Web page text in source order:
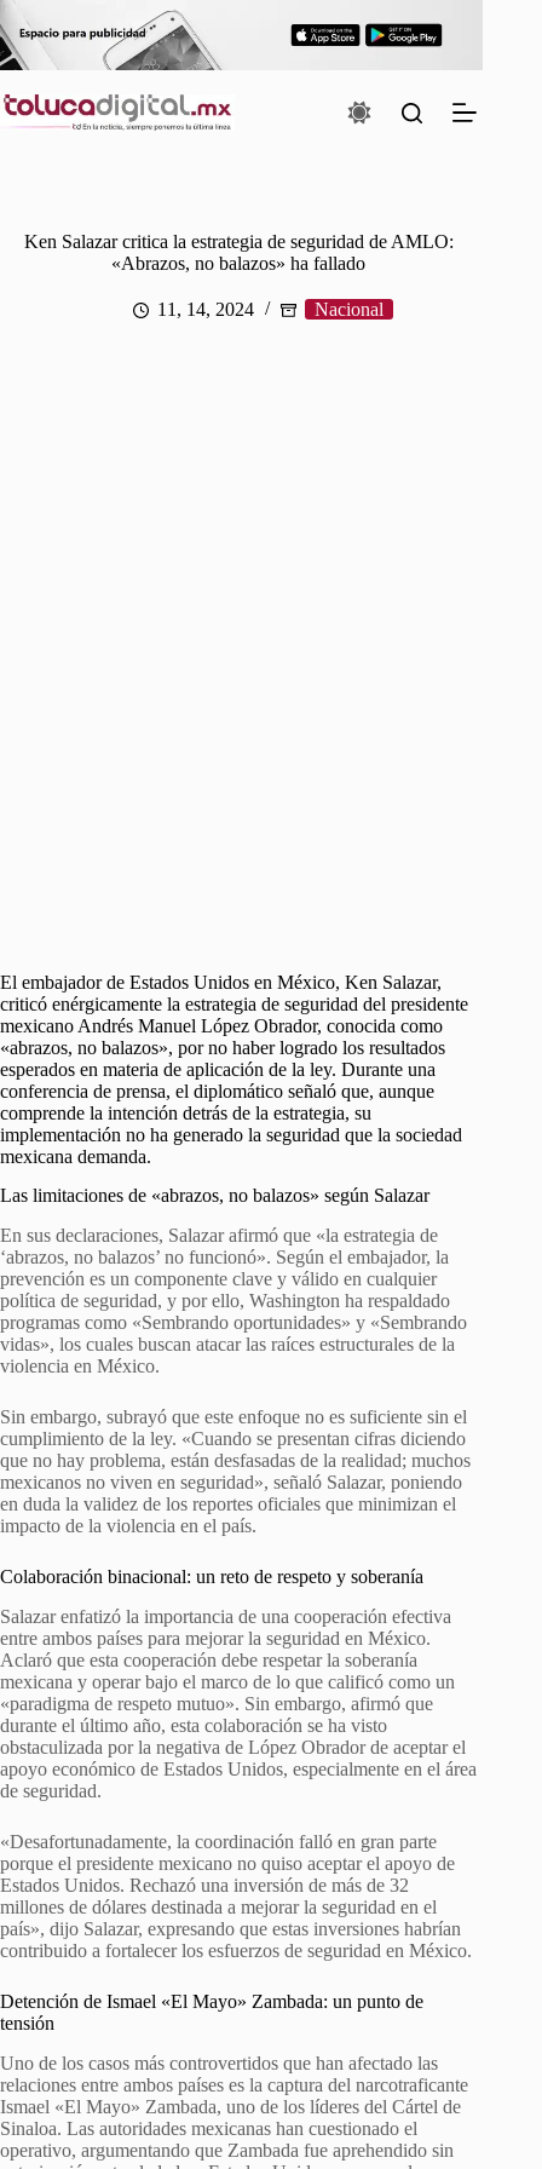
Saltar
al
contenido
Ken Salazar critica la estrategia de seguridad de AMLO:
«Abrazos, no balazos» ha fallado
11, 14, 2024 Nacional
El embajador de Estados Unidos en México, Ken Salazar,
criticó enérgicamente la estrategia de seguridad del presidente
mexicano Andrés Manuel López Obrador, conocida como
«abrazos, no balazos», por no haber logrado los resultados
esperados en materia de aplicación de la ley. Durante una
conferencia de prensa, el diplomático señaló que, aunque
comprende la intención detrás de la estrategia, su
implementación no ha generado la seguridad que la sociedad
mexicana demanda.
Las limitaciones de «abrazos, no balazos» según Salazar
En sus declaraciones, Salazar afirmó que «la estrategia de
‘abrazos, no balazos’ no funcionó». Según el embajador, la
prevención es un componente clave y válido en cualquier
política de seguridad, y por ello, Washington ha respaldado
programas como «Sembrando oportunidades» y «Sembrando
vidas», los cuales buscan atacar las raíces estructurales de la
violencia en México.
Sin embargo, subrayó que este enfoque no es suficiente sin el
cumplimiento de la ley. «Cuando se presentan cifras diciendo
que no hay problema, están desfasadas de la realidad; muchos
mexicanos no viven en seguridad», señaló Salazar, poniendo
en duda la validez de los reportes oficiales que minimizan el
impacto de la violencia en el país.
Colaboración binacional: un reto de respeto y soberanía
Salazar enfatizó la importancia de una cooperación efectiva
entre ambos países para mejorar la seguridad en México.
Aclaró que esta cooperación debe respetar la soberanía
mexicana y operar bajo el marco de lo que calificó como un
«paradigma de respeto mutuo». Sin embargo, afirmó que
durante el último año, esta colaboración se ha visto
obstaculizada por la negativa de López Obrador de aceptar el
apoyo económico de Estados Unidos, especialmente en el área
de seguridad.
«Desafortunadamente, la coordinación falló en gran parte
porque el presidente mexicano no quiso aceptar el apoyo de
Estados Unidos. Rechazó una inversión de más de 32
millones de dólares destinada a mejorar la seguridad en el
país», dijo Salazar, expresando que estas inversiones habrían
contribuido a fortalecer los esfuerzos de seguridad en México.
Detención de Ismael «El Mayo» Zambada: un punto de
tensión
Uno de los casos más controvertidos que han afectado las
relaciones entre ambos países es la captura del narcotraficante
Ismael «El Mayo» Zambada, uno de los líderes del Cártel de
Sinaloa. Las autoridades mexicanas han cuestionado el
operativo, argumentando que Zambada fue aprehendido sin